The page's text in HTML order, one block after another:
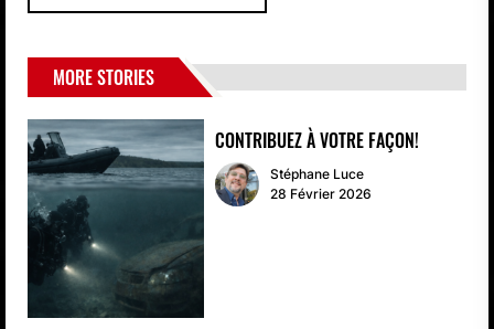
MORE STORIES
CONTRIBUEZ À VOTRE FAÇON!
Stéphane Luce
28 Février 2026